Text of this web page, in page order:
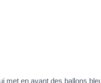
met en avant des ballons